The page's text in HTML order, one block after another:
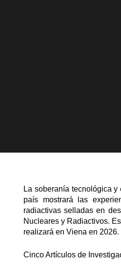
La soberanía tecnológica
país mostrará las
radiactivas selladas en
Nucleares y Radiactivos.
realizará en Viena en 2026.
Cinco Artículos de